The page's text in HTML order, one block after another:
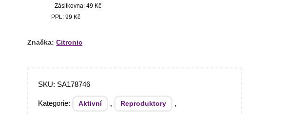
Zásilkovna: 49 Kč
PPL: 99 Kč
Značka: Citronic
SKU: SA178746
Kategorie: Aktivní , Reproduktory ,